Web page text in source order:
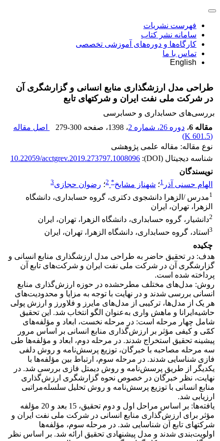
فهرست نشریات
سامانه نشر کتاب
کارگاه‌ها و دوره‌های آموزشی تخصصی
تماس با ما
English
طراحی مدل ارزش‎گذاری منابع انسانی و گزارشگری آن
در شرکت ملی نفت ایران و شرکت‎های تابع
بررسی‏‌های حسابداری و حسابرسی
مقاله 6
، دوره 26، شماره 2 ، 1398 ، صفحه 279-300
اصل مقاله
(
601.5 K
)
نوع مقاله: مقاله علمی پژوهشی
شناسه دیجیتال (DOI):
10.22059/acctgrev.2019.273797.1008096
نویسندگان
الهام حسنی آذر 1؛ شهناز مشایخ*
2؛ رضوان حجازی3
1مدرس /الزهرا دانشجوی دکتری، گروه حسابداری، دانشگاه
الزهرا، تهران، ایران
2دانشیار، گروه حسابداری، دانشگاه الزهرا، تهران، ایران
3 استاد، گروه حسابداری، دانشگاه الزهرا، تهران، ایران
چکیده
هدف: در تحقیق حاضر به طراحی مدل ارزش‎گذاری منابع انسانی و
گزارشگری آن در شرکت ملی نفت ایران و شرکت‌های تابع آن
پرداخته شده است.
روش: مدل‌های مختلف مطرح‎شده در حوزه ارزش‌‎گذاری منابع
انسانی بررسی شدند و در نهایت با توجه به مزایا و محدودیت‌های
هر یک از مدل‌ها، ترکیبی از مدل‌های مایرز و فلاورز و ارزش پولی
حاشیه‌ایرانا و ماهش واری به‌عنوان الگو انتخاب شد. این تحقیق
شامل چهار مرحله است: در مرحله نخست، ابعاد و مؤلفه‌های
کمّی و کیفی مؤثر بر ارزش‌گذاری منابع انسانی بر اساس مرور
پیشینه تحقیق استخراج شدند. در مرحله دوم، ابعاد و مؤلفه‌‎ها طی
سه مرحله مصاحبه با خبرگان، توزیع پرسش‌نامه و روش دلفی
فازی شناسایی شدند. در مرحله سوم، ارتباط بین مؤلفه‌ها با
یکدیگر از طریق پرسش‌‎نامه و روش دیمتل فازی بررسی شد. در
نهایت، نظر خبرگان در خصوص نحوه گزارشگری ارزش‌‎گذاری
منابع انسانی با توزیع پرسش‌نامه و روش تحلیل سلسله‌مراتبی
ارزیابی شد.
یافته‌ها: بر اساس مراحل اول و دوم تحقیق، 15 بعد و 20 مؤلفه
مؤثر برای ارزش‌گذاری منابع انسانی در شرکت ملی نفت ایران و
شرکت‎های تابع آن شناسایی شد. در مرحله سوم، مؤلفه‌ها
اولویت‌بندی شدند و مدل پیشنهادی تحقیق ارائه شد. بر اساس نظر